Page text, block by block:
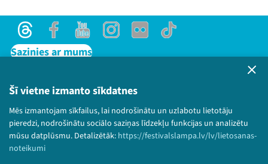
Šī vietne izmanto sīkdatnes
Mēs izmantojam sīkfailus, lai nodrošinātu un uzlabotu lietotāju
pieredzi, nodrošinātu sociālo saziņas līdzekļu funkcijas un analizētu
mūsu datplūsmu. Detalizētāk: https://festivalslampa.lv/lv/lietosanas-
noteikumi
ThreadsFacebookYoutubeInstagram
Flick TikTok
Sazinies ar mums
Lietošanas noteikumi un sīkdatņu politika
Bērnu aizsardzības politika
© 2026 Sarunu festivāls LAMPA Visas tiesības
paturētas.